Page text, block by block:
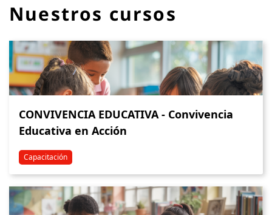
Nuestros cursos
CONVIVENCIA EDUCATIVA - Convivencia
Educativa en Acción
Capacitación